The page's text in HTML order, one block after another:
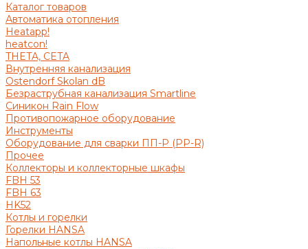
Каталог товаров
Автоматика отопления
Heatapp!
heatcon!
THETA, CETA
Внутренняя канализация
Ostendorf Skolan dB
Безраструбная канализация Smartline
Синикон Rain Flow
Противопожарное оборудование
Инструменты
Оборудование для сварки ПП-Р (PP-R)
Прочее
Коллекторы и коллекторные шкафы
FBH 53
FBH 63
HK52
Котлы и горелки
Горелки HANSA
Напольные котлы HANSA